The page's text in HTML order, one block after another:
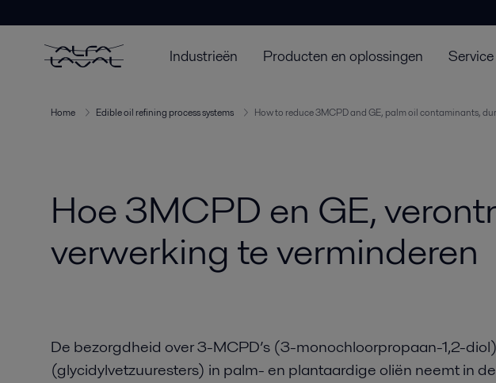
Industrieën Producten en oplossingen
Home Edible oil refining process systems How to reduce 3MCPD and GE, palm oil contaminants,
Hoe 3MCPD en GE,
verwerking te verminderen
De bezorgdheid over 3-MCPD’s (3-monochloorpropaan-1,2-diol)
(glycidylvetzuuresters) in palm- en plantaardige oliën neemt in de